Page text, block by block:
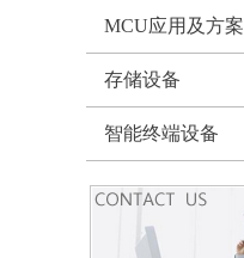
MCU应用及方案
存储设备
智能终端设备